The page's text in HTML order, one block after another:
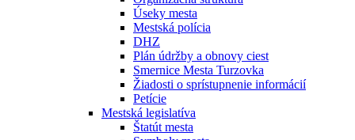
Úseky mesta
Mestská polícia
DHZ
Plán údržby a obnovy ciest
Smernice Mesta Turzovka
Žiadosti o sprístupnenie informácií
Petície
Mestská legislatíva
Štatút mesta